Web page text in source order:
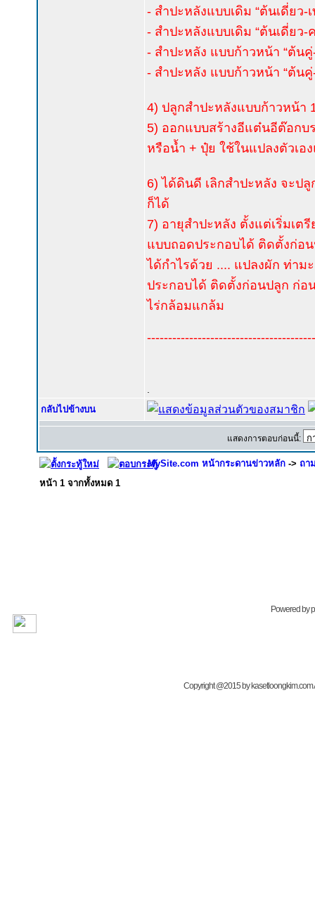
- สำปะหลังแบบเดิม “ต้นเดี่ยว-
- สำปะหลังแบบเดิม “ต้นเดี่ยว-
- สำปะหลัง แบบก้าวหน้า “ต้นคู่
- สำปะหลัง แบบก้าวหน้า “ต้นคู่
4) ปลูกสำปะหลังแบบก้าวหน้า
5) ออกแบบสร้างอีแต๋นอีต๊อกบ
หรือน้ำ + ปุ๋ย ใช้ในแปลงตัวเอ
6) ได้ดินดี เลิกสำปะหลัง จะป
ก็ได้
7) อายุสำปะหลัง ตั้งแต่เริ่มเต
แบบถอดประกอบได้ ติดตั้งก่อ
ได้กำไรด้วย .... แปลงผัก ท่าม
ประกอบได้ ติดตั้งก่อนปลูก ก่อ
ไร่กล้อมแกล้ม
กลับไปข้างบน
แสดงการตอบก่อนนี้:
MySite.com หน้ากระดานข่าวหลัก -> ถา
หน้า 1 จากทั้งหมด 1
Powered by
Copyright @2015 by kasetloongkim.com